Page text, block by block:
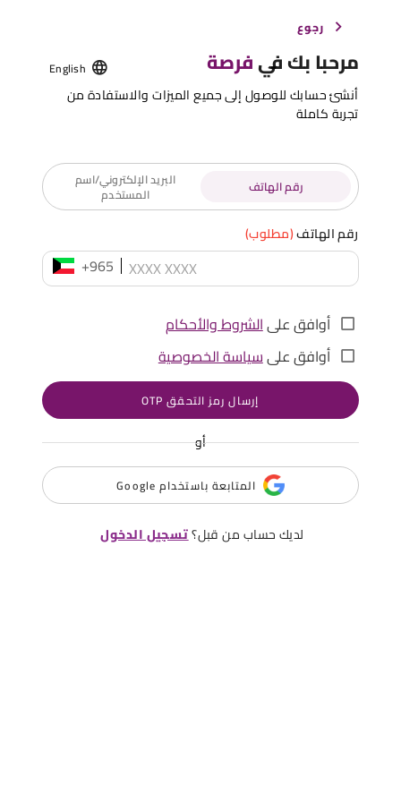
رجوع
مرحبا بك فيفرصة English
أنشئ حسابك للوصول إلى جميع الميزات والاستفادة من
تجربة كاملة
رقم الهاتف البريد الإلكتروني/اسم
المستخدم
رقم الهاتف(مطلوب)
+965
أوافق علىالشروط والأحكام
أوافق علىسياسة الخصوصية
إرسال رمز التحقق OTP
أو
المتابعة باستخدام Google
لديك حساب من قبل؟تسجيل الدخول